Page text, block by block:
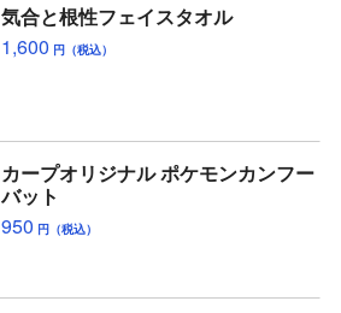
気合と根性フェイスタオル
1,600 円（税込）
カープオリジナル ポケモンカンフー
バット
950 円（税込）